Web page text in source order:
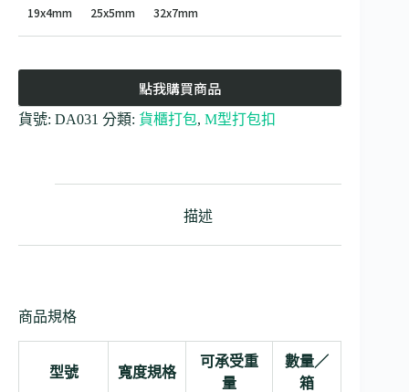
19x4mm 25x5mm 32x7mm
點我購買商品
貨號: DA031 分類: 貨櫃打包, M型打包扣
描述
商品規格
型號 寬度規格
可承受重
量
數量／
箱